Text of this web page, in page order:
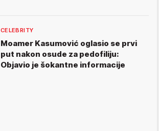
CELEBRITY
Moamer Kasumović oglasio se prvi
put nakon osude za pedofiliju:
Objavio je šokantne informacije